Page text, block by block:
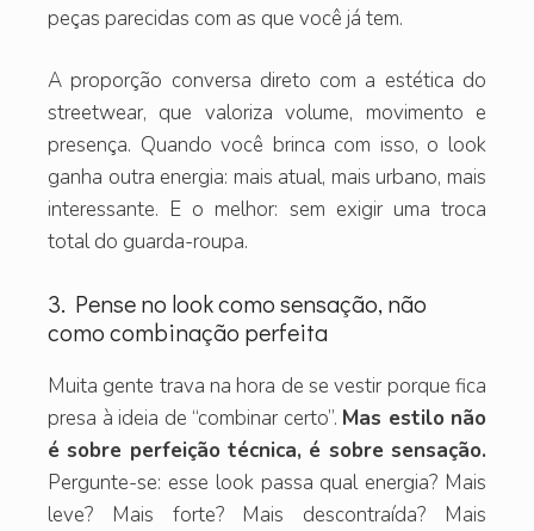
peças parecidas com as que você já tem.
A proporção conversa direto com a estética do
streetwear, que valoriza volume, movimento e
presença. Quando você brinca com isso, o look
ganha outra energia: mais atual, mais urbano, mais
interessante. E o melhor: sem exigir uma troca
total do guarda-roupa.
3. Pense no look como sensação, não
como combinação perfeita
Muita gente trava na hora de se vestir porque fica
presa à ideia de “combinar certo”. Mas estilo não
é sobre perfeição técnica, é sobre sensação.
Pergunte-se: esse look passa qual energia? Mais
leve? Mais forte? Mais descontraída? Mais